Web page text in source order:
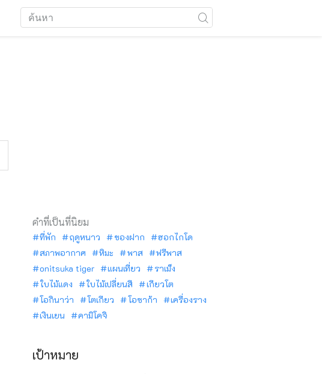
คำที่เป็นที่นิยม
ที่พัก ฤดูหนาว ของฝาก
ฮอกไกโด
สภาพอากาศ
หิมะ พาส
ฟรีพาส
onitsuka tiger
แผนเที่ยว
ราเม็ง
ใบไม้แดง
ใบไม้เปลี่ยนสี
เกียวโต
โอกินาว่า
โตเกียว โอซาก้า
เครื่องราง
เงินเยน
คามิโคจิ
เป้าหมาย